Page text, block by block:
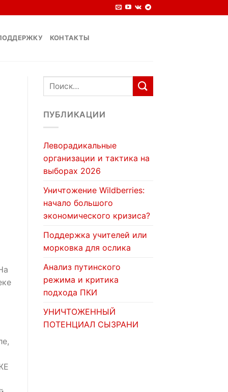
КОНТАКТЫ
ПУБЛИКАЦИИ
Леворадикальные
организации и тактика на
выборах 2026
Уничтожение Wildberries:
начало большого
экономического кризиса?
Поддержка учителей или
морковка для ослика
Анализ путинского
режима и критика
подхода ПКИ
УНИЧТОЖЕННЫЙ
ПОТЕНЦИАЛ СЫЗРАНИ